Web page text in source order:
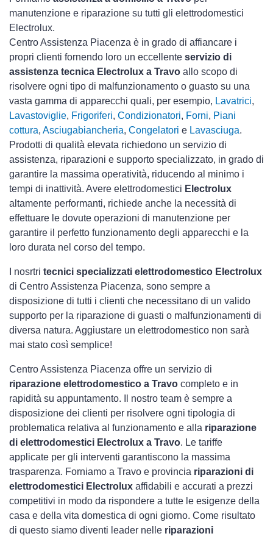
manutenzione e riparazione su tutti gli elettrodomestici
Electrolux.
Centro Assistenza Piacenza è in grado di affiancare i
propri clienti fornendo loro un eccellente servizio di
assistenza tecnica Electrolux a Travo allo scopo di
risolvere ogni tipo di malfunzionamento o guasto su una
vasta gamma di apparecchi quali, per esempio, Lavatrici,
Lavastoviglie, Frigoriferi, Condizionatori, Forni, Piani
cottura, Asciugabiancheria, Congelatori e Lavasciuga.
Prodotti di qualità elevata richiedono un servizio di
assistenza, riparazioni e supporto specializzato, in grado di
garantire la massima operatività, riducendo al minimo i
tempi di inattività. Avere elettrodomestici Electrolux
altamente performanti, richiede anche la necessità di
effettuare le dovute operazioni di manutenzione per
garantire il perfetto funzionamento degli apparecchi e la
loro durata nel corso del tempo.
I nosrtri tecnici specializzati elettrodomestico Electrolux
di Centro Assistenza Piacenza, sono sempre a
disposizione di tutti i clienti che necessitano di un valido
supporto per la riparazione di guasti o malfunzionamenti di
diversa natura. Aggiustare un elettrodomestico non sarà
mai stato così semplice!
Centro Assistenza Piacenza offre un servizio di
riparazione elettrodomestico a Travo completo e in
rapidità su appuntamento. Il nostro team è sempre a
disposizione dei clienti per risolvere ogni tipologia di
problematica relativa al funzionamento e alla riparazione
di elettrodomestici Electrolux a Travo. Le tariffe
applicate per gli interventi garantiscono la massima
trasparenza. Forniamo a Travo e provincia riparazioni di
elettrodomestici Electrolux affidabili e accurati a prezzi
competitivi in modo da rispondere a tutte le esigenze della
casa e della vita domestica di ogni giorno. Come risultato
di questo siamo diventi leader nelle riparazioni